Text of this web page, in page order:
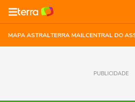
MAPA ASTRALTERRA MAILCENTRAL DO
PUBLICIDADE